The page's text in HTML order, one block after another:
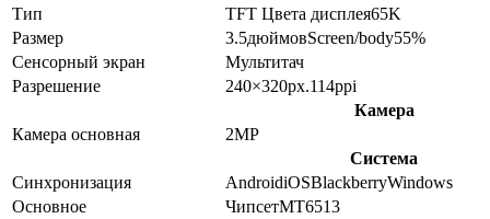
Тип TFT Цвета дисплея65K
Размер
3.5дюймовScreen/body55%
Сенсорный экран
Мультитач
Разрешение
240×320px.114ppi
Камера
Камера основная
2MP
Система
Синхронизация
AndroidiOSBlackberryWindows
Основное
ЧипсетMT6513